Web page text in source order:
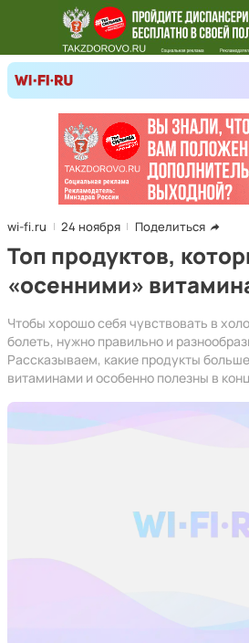
wi-fi.ru 24 ноября Поделиться
Топ продуктов,
«осенними»
Чтобы хорошо себя чувствовать в
болеть, нужно правильно и
Рассказываем, какие продукты
витаминами и особенно полезны в